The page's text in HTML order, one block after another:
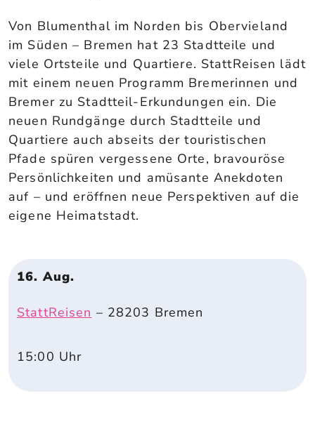
Von Blumenthal im Norden bis Obervieland
im Süden – Bremen hat 23 Stadtteile und
viele Ortsteile und Quartiere. StattReisen lädt
mit einem neuen Programm Bremerinnen und
Bremer zu Stadtteil-Erkundungen ein. Die
neuen Rundgänge durch Stadtteile und
Quartiere auch abseits der touristischen
Pfade spüren vergessene Orte, bravouröse
Persönlichkeiten und amüsante Anekdoten
auf – und eröffnen neue Perspektiven auf die
eigene Heimatstadt.
16. Aug.
StattReisen – 28203 Bremen
15:00 Uhr